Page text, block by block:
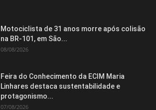
Motociclista de 31 anos morre após colisão
na BR-101, em São...
08/08/2026
Feira do Conhecimento da ECIM Maria
Linhares destaca sustentabilidade e
protagonismo...
07/08/2026